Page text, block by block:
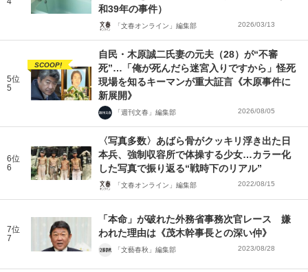
和39年の事件）
「文春オンライン」編集部 2026/03/13
5位
5
SCOOP!
自民・木原誠二氏妻の元夫（28）が“不審
死”…「俺が死んだら迷宮入りですから」怪死
現場を知るキーマンが重大証言《木原事件に
新展開》
「週刊文春」編集部 2026/08/05
6位
6
〈写真多数〉あばら骨がクッキリ浮き出た日
本兵、強制収容所で体操する少女…カラー化
した写真で振り返る“戦時下のリアル”
「文春オンライン」編集部 2022/08/15
7位
7
「本命」が破れた外務省事務次官レース 嫌
われた理由は《茂木幹事長との深い仲》
「文藝春秋」編集部 2023/08/28